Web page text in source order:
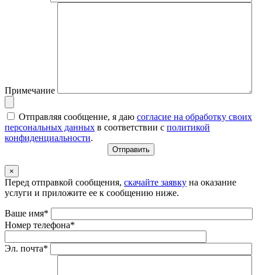
Примечание
Отправляя сообщение, я даю согласие на обработку своих
персональных данных в соответствии с политикой
конфиденциальности.
×
Перед отправкой сообщения, скачайте заявку на оказание
услуги и приложите ее к сообщению ниже.
Ваше имя*
Номер телефона*
Эл. почта*